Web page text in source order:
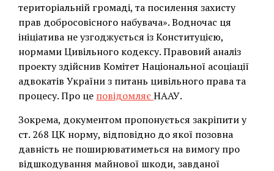
територіальній громаді, та посилення захисту
прав добросовісного набувача». Водночас ця
ініціатива не узгоджується із Конституцією,
нормами Цивільного кодексу. Правовий аналіз
проекту здійснив Комітет Національної асоціації
адвокатів України з питань цивільного права та
процесу. Про це повідомляєНААУ.
Зокрема, документом пропонується закріпити у
ст. 268 ЦК норму, відповідно до якої позовна
давність не поширюватиметься на вимогу про
відшкодування майнової шкоди, завданої